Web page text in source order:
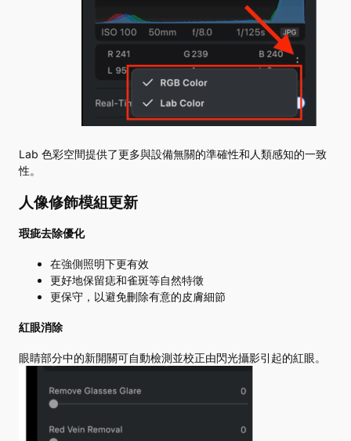
Lab 色彩空間提供了更多與設備無關的準確性和人類感知的一致
性。
人像修飾模組更新
瑕疵去除優化
在強側照明下更有效
更好地保留痣和雀斑等自然特徵
更保守，以避免刪除有意的皮膚細節
紅眼消除
眼睛部分中的新開關可自動檢測並校正由閃光攝影引起的紅眼。